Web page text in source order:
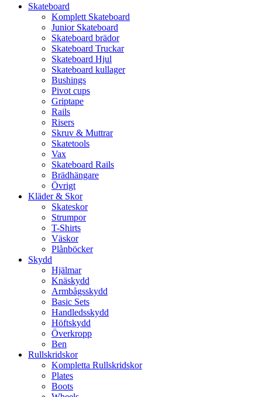
Skateboard
Komplett Skateboard
Junior Skateboard
Skateboard brädor
Skateboard Truckar
Skateboard Hjul
Skateboard kullager
Bushings
Pivot cups
Griptape
Rails
Risers
Skruv & Muttrar
Skatetools
Vax
Skateboard Rails
Brädhängare
Övrigt
Kläder & Skor
Skateskor
Strumpor
T-Shirts
Väskor
Plånböcker
Skydd
Hjälmar
Knäskydd
Armbågsskydd
Basic Sets
Handledsskydd
Höftskydd
Överkropp
Ben
Rullskridskor
Kompletta Rullskridskor
Plates
Boots